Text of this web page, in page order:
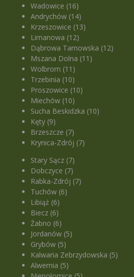
Wadowice (16)
Andrychów (14)
Krzeszowice (13)
Limanowa (12)
Dąbrowa Tarnowska (12)
Mszana Dolna (11)
Wolbrom (11)
Trzebinia (10)
Proszowice (10)
Miechów (10)
Sucha Beskidzka (10)
Kęty (9)
Brzeszcze (7)
Krynica-Zdrój (7)
Stary Sącz (7)
Dobczyce (7)
Rabka-Zdrój (7)
Tuchów (6)
Libiąż (6)
Biecz (6)
Żabno (6)
Jordanów (5)
Grybów (5)
Kalwaria Zebrzydowska (5)
Alwernia (5)